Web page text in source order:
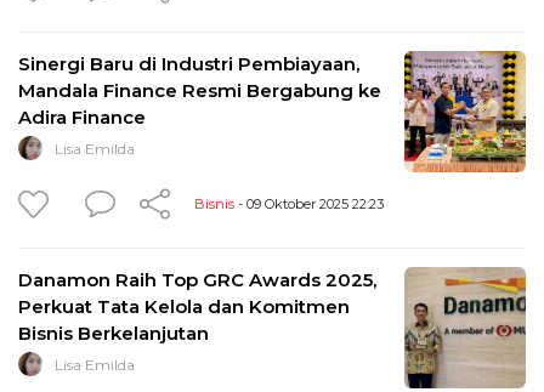
Sinergi Baru di Industri Pembiayaan,
Mandala Finance Resmi Bergabung ke
Adira Finance
Lisa Emilda
Bisnis - 09 Oktober 2025 22:23
Danamon Raih Top GRC Awards 2025,
Perkuat Tata Kelola dan Komitmen
Bisnis Berkelanjutan
Lisa Emilda